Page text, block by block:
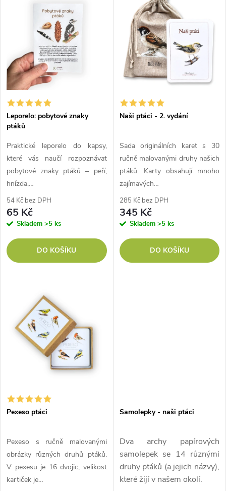
í
p
r
o
d
u
k
t
ů
Nejprodávanější
Abecedně
i
s
p
r
o
d
u
k
t
Leporelo: pobytové znaky
ptáků
Praktické leporelo do kapsy,
které vás naučí rozpoznávat
pobytové znaky ptáků – peří,
hnízda,…
54 Kč bez DPH
65 Kč
Skladem >5 ks
DO KOŠÍKU
Naši ptáci - 2. vydání
Sada originálních karet s 30
ručně malovanými druhy našich
ptáků. Karty obsahují mnoho
zajímavých…
285 Kč bez DPH
345 Kč
Skladem >5 ks
DO KOŠÍKU
Pexeso ptáci
Pexeso s ručně malovanými
obrázky různých druhů ptáků.
V pexesu je 16 dvojic, velikost
kartiček je…
Samolepky - naši ptáci
Dva archy papírových
samolepek se 14 různými
druhy ptáků (a jejich názvy),
které žijí v našem okolí.